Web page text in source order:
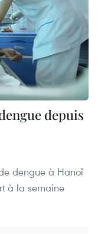
depuis
dengue à Hanoï
à la semaine